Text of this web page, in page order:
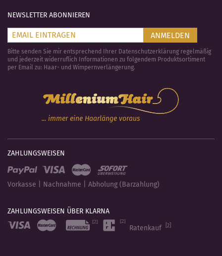
NEWSLETTER ABONNIEREN
ANMELDEN
Bitte senden Sie mir entsprechend Ihrer Datenschutzerklärung regelmäßig
und jederzeit widerruflich Informationen zu folgendem Produktsortiment
per Email zu: Haar- und Wimpernverlängerung.
... immer eine Haarlänge voraus
ZAHLUNGSWEISEN
Vorkasse | Nachnahme | Abholung (Barzahlung)
ZAHLUNGSWEISEN ÜBER KLARNA
Ratenkauf
[2]